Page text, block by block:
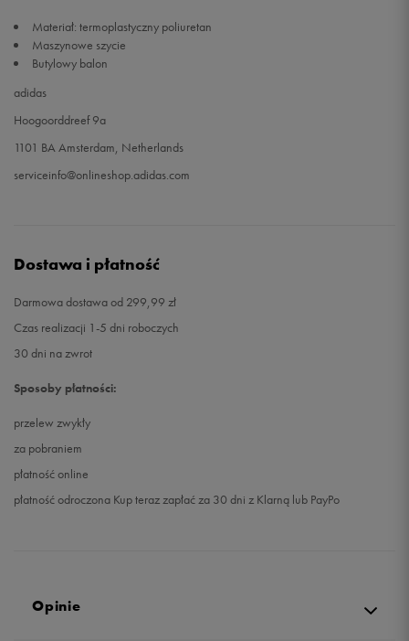
Materiał: termoplastyczny poliuretan
Maszynowe szycie
Butylowy balon
adidas
Hoogoorddreef 9a
1101 BA Amsterdam, Netherlands
serviceinfo@onlineshop.adidas.com
Dostawa i płatność
Darmowa dostawa od 299,99 zł
Czas realizacji 1-5 dni roboczych
30 dni na zwrot
Sposoby płatności:
przelew zwykły
za pobraniem
płatność online
płatność odroczona Kup teraz zapłać za 30 dni z Klarną lub PayPo
Opinie